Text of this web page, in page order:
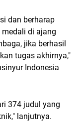
dan berharap
di ajang
jika berhasil
tugas akhirnya,"
Indonesia
374 judul yang
lanjutnya.